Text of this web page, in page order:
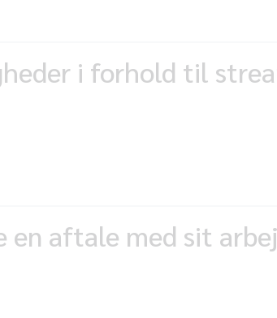
i forhold til
en aftale med sit